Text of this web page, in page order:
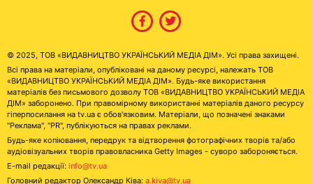
© 2025, ТОВ «ВИДАВНИЦТВО УКРАЇНСЬКИЙ МЕДІА ДІМ». Усі права захищені.
Всі права на матеріали, опубліковані на даному ресурсі, належать ТОВ
«ВИДАВНИЦТВО УКРАЇНСЬКИЙ МЕДІА ДІМ». Будь-яке використання
матеріалів без письмового дозволу ТОВ «ВИДАВНИЦТВО УКРАЇНСЬКИЙ МЕДІА
ДІМ» заборонено. При правомірному використанні матеріалів даного ресурсу
гіперпосилання на tv.ua є обов'язковим. Матеріали, що позначені знаками
"Реклама", "PR", публікуються на правах реклами.
Будь-яке копіювання, передрук та відтворення фотографічних творів та/або
аудіовізуальних творів правовласника Getty Images - суворо забороняється.
E-mail редакції: info@tv.ua
Головний редактор Олександр Ківа: a.kiva@tv.ua